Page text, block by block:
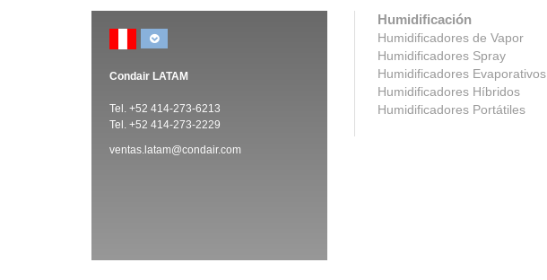
Condair LATAM
Tel. +52 414-273-6213
Tel. +52 414-273-2229
ventas.latam@condair.com
Humidificación
Humidificadores de Vapor
Humidificadores Spray
Humidificadores Evaporativos
Humidificadores Híbridos
Humidificadores Portátiles